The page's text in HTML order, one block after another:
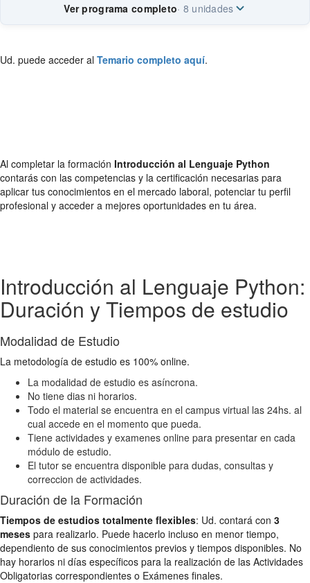
Ver programa completo· 8 unidades
Ud. puede acceder al Temario completo aquí.
Al completar la formación Introducción al Lenguaje Python
contarás con las competencias y la certificación necesarias para
aplicar tus conocimientos en el mercado laboral, potenciar tu perfil
profesional y acceder a mejores oportunidades en tu área.
Introducción al Lenguaje Python:
Duración y Tiempos de estudio
Modalidad de Estudio
La metodología de estudio es 100% online.
La modalidad de estudio es asíncrona.
No tiene dias ni horarios.
Todo el material se encuentra en el campus virtual las 24hs. al
cual accede en el momento que pueda.
Tiene actividades y examenes online para presentar en cada
módulo de estudio.
El tutor se encuentra disponible para dudas, consultas y
correccion de actividades.
Duración de la Formación
Tiempos de estudios totalmente flexibles: Ud. contará con 3
meses para realizarlo. Puede hacerlo incluso en menor tiempo,
dependiento de sus conocimientos previos y tiempos disponibles. No
hay horarios ni días específicos para la realización de las Actividades
Obligatorias correspondientes o Exámenes finales.